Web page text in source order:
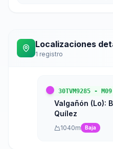
Localizaciones
1 registro
30TVM9285 - M09
Valgañón (Lo):
Quílez
1040m Baja